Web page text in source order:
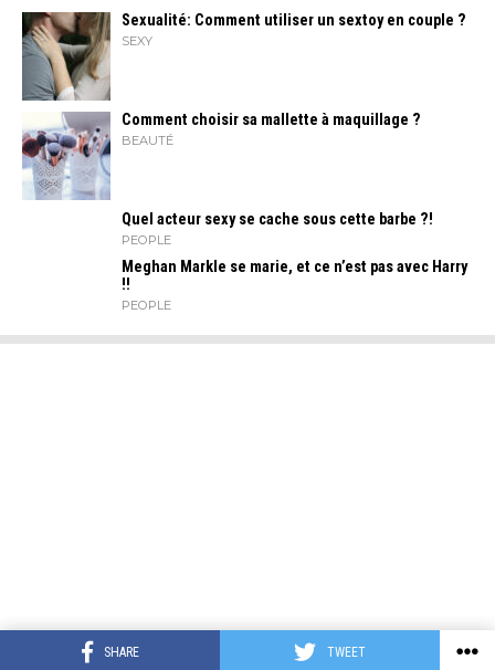
SHARE TWEET
Sexualité: Comment utiliser un sextoy en couple ?
SEXY
Comment choisir sa mallette à maquillage ?
BEAUTÉ
Quel acteur sexy se cache sous cette barbe ?!
PEOPLE
Meghan Markle se marie, et ce n’est pas avec Harry
!!
PEOPLE